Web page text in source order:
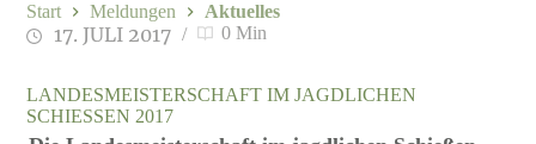
LANDESMEISTERSCHAFT IM JAGDLICHEN
SCHIESSEN 2017
17. JULI 2017 0 Min
Start Meldungen Aktuelles